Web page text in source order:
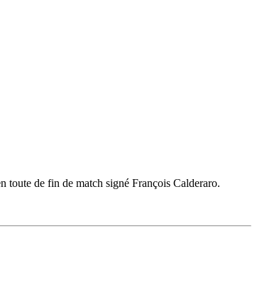
toute de fin de match signé François Calderaro.